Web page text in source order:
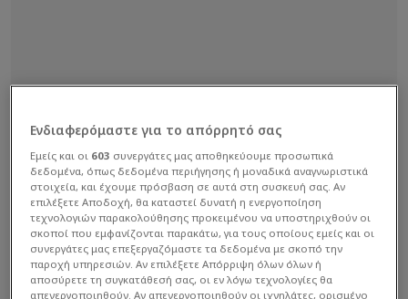
Ωστόσο, το κλίμα θα είναι πανηγυρικό και στη
σαββατιάτικη (16/5) προπόνηση πριν την
Ενδιαφερόμαστε για το απόρρητό σας
Εμείς και οι 603 συνεργάτες μας αποθηκεύουμε προσωπικά
δεδομένα, όπως δεδομένα περιήγησης ή μοναδικά αναγνωριστικά
στοιχεία, και έχουμε πρόσβαση σε αυτά στη συσκευή σας. Αν
επιλέξετε Αποδοχή, θα καταστεί δυνατή η ενεργοποίηση
τεχνολογιών παρακολούθησης προκειμένου να υποστηριχθούν οι
σκοποί που εμφανίζονται παρακάτω, για τους οποίους εμείς και οι
συνεργάτες μας επεξεργαζόμαστε τα δεδομένα με σκοπό την
παροχή υπηρεσιών. Αν επιλέξετε Απόρριψη όλων όλων ή
αποσύρετε τη συγκατάθεσή σας, οι εν λόγω τεχνολογίες θα
απενεργοποιηθούν. Αν απενεργοποιηθούν οι ιχνηλάτες, ορισμένο